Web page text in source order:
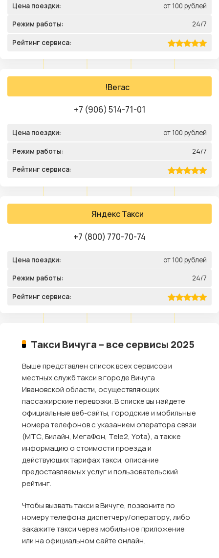
Цена поездки: от 100 рублей
Режим работы: 24/7
Рейтинг сервиса:
!Вегас
+7 (906) 514-71-01
Цена поездки: от 100 рублей
Режим работы: 24/7
Рейтинг сервиса:
Яндекс Такси
+7 (800) 770-70-74
Цена поездки: от 100 рублей
Режим работы: 24/7
Рейтинг сервиса:
Такси Вичуга – все сервисы 2025
Выше представлен список всех сервисов и
местных служб такси в городе Вичуга
Ивановской области, осуществляющих
пассажирские перевозки. В списке вы найдете
официальные веб-сайты, городские и мобильные
номера телефонов с указанием оператора связи
(МТС, Билайн, МегаФон, Tele2, Yota), а также
информацию о стоимости проезда и
действующих тарифах такси, описание
предоставляемых услуг и пользовательский
рейтинг.
Чтобы вызвать такси в Вичуге, позвоните по
номеру телефона диспетчеру/оператору, либо
закажите такси через мобильное приложение
или на официальном сайте онлайн.